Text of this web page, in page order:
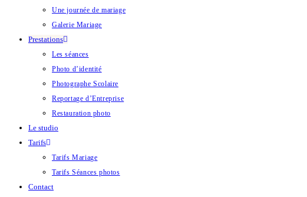
Une journée de mariage
Galerie Mariage
Prestations
Les séances
Photo d’identité
Photographe Scolaire
Reportage d’Entreprise
Restauration photo
Le studio
Tarifs
Tarifs Mariage
Tarifs Séances photos
Contact